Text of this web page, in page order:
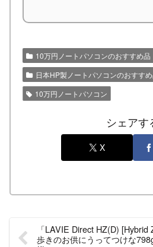
10万円ノートパソコンのおすすめ品
日本HP製ノートパソコンのおすす
10万円ノートパソコン
シェアす
X
「LAVIE Direct HZ(D)
歩きのお供にうってつけな